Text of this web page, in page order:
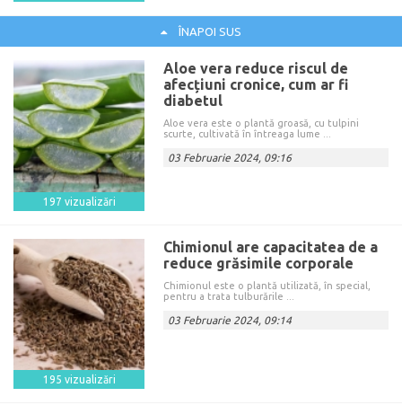
ÎNAPOI SUS
197 vizualizări
Aloe vera reduce riscul de
afecțiuni cronice, cum ar fi
diabetul
Aloe vera este o plantă groasă, cu tulpini
scurte, cultivată în întreaga lume ...
03 Februarie 2024, 09:16
195 vizualizări
Chimionul are capacitatea de a
reduce grăsimile corporale
Chimionul este o plantă utilizată, în special,
pentru a trata tulburările ...
03 Februarie 2024, 09:14